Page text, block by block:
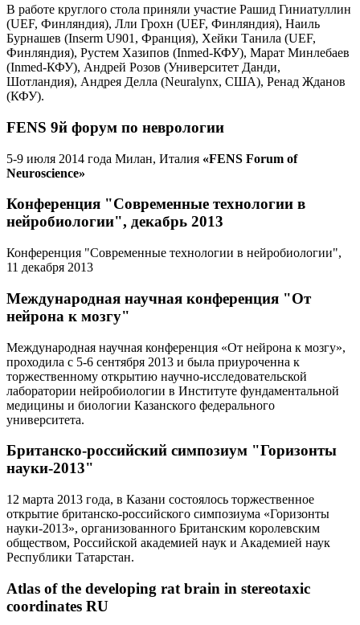
В работе круглого стола приняли участие Рашид Гиниатуллин
(UEF, Финляндия), Лли Грохн (UEF, Финляндия), Наиль
Бурнашев (Inserm U901, Франция), Хейки Танила (UEF,
Финляндия), Рустем Хазипов (Inmed-КФУ), Марат Минлебаев
(Inmed-КФУ), Андрей Розов (Университет Данди,
Шотландия), Андрея Делла (Neuralynx, США), Ренад Жданов
(КФУ).
FENS 9й форум по неврологии
5-9 июля 2014 года Милан, Италия «FENS Forum of
Neuroscience»
Конференция "Современные технологии в
нейробиологии", декабрь 2013
Конференция "Современные технологии в нейробиологии",
11 декабря 2013
Международная научная конференция "От
нейрона к мозгу"
Международная научная конференция «От нейрона к мозгу»,
проходила с 5-6 сентября 2013 и была приуроченна к
торжественному открытию научно-исследовательской
лаборатории нейробиологии в Институте фундаментальной
медицины и биологии Казанского федерального
университета.
Британско-российский симпозиум "Горизонты
науки-2013"
12 марта 2013 года, в Казани состоялось торжественное
открытие британско-российского симпозиума «Горизонты
науки-2013», организованного Британским королевским
обществом, Российской академией наук и Академией наук
Республики Татарстан.
Atlas of the developing rat brain in stereotaxic
coordinates RU